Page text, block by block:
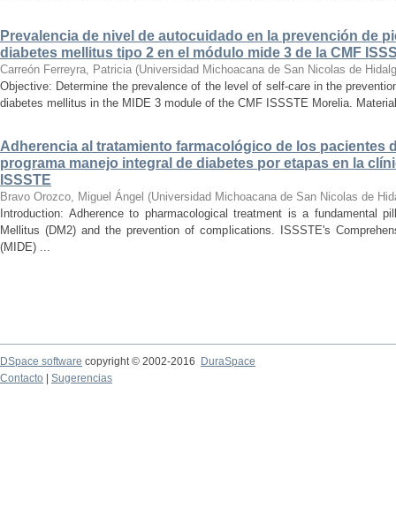
Prevalencia de nivel de autocuidado en la prevención de
diabetes mellitus tipo 2 en el módulo mide 3 de la CMF
Carreón Ferreyra, Patricia (Universidad Michoacana de San Nicolas de
Objective: Determine the prevalence of the level of self-care in the
diabetes mellitus in the MIDE 3 module of the CMF ISSSTE Morelia.
Adherencia al tratamiento farmacológico de los pacientes
programa manejo integral de diabetes por etapas en la
ISSSTE
Bravo Orozco, Miguel Ángel (Universidad Michoacana de San Nicolas de
Introduction: Adherence to pharmacological treatment is a fundamental
Mellitus (DM2) and the prevention of complications. ISSSTE's
(MIDE) ...
DSpace software copyright © 2002-2016
DuraSpace
Contacto
Sugerencias